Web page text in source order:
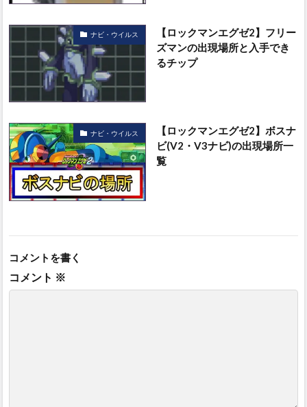
ナビ・ウイルス
【ロックマンエグゼ2】フリー
ズマンの出現場所と入手でき
るチップ
ナビ・ウイルス
【ロックマンエグゼ2】ボスナ
ビ(V2・V3ナビ)の出現場所一
覧
コメントを書く
コメント ※